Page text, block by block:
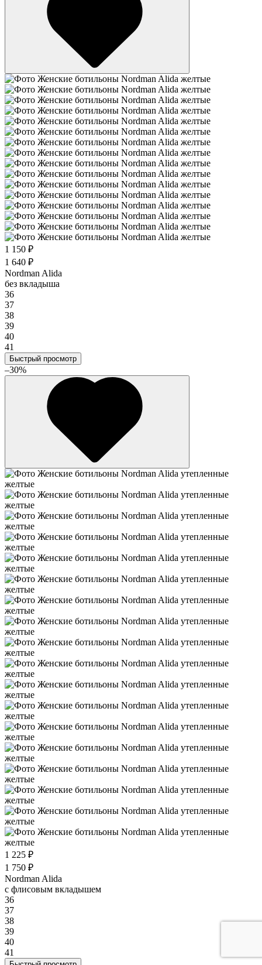
1 150 ₽
1 640 ₽
Nordman Alida
без вкладыша
36
37
38
39
40
41
Быстрый просмотр
–30%
1 225 ₽
1 750 ₽
Nordman Alida
с флисовым вкладышем
36
37
38
39
40
41